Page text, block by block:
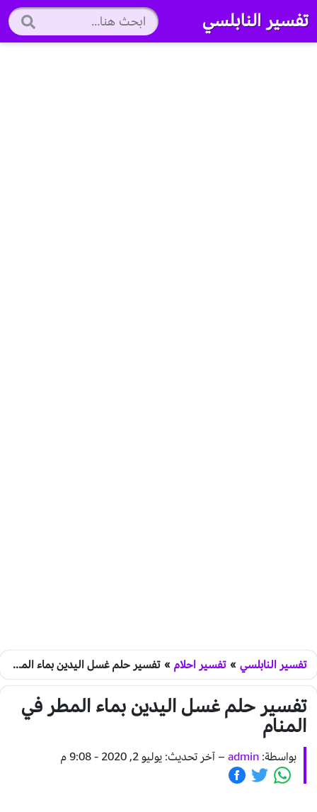
تفسير النابلسي
تفسير النابلسي » تفسير احلام » تفسير حلم غسل اليدين بماء المطر في المنام
تفسير حلم غسل اليدين بماء المطر في
المنام
بواسطة: admin
– آخر تحديث: يوليو 2, 2020 - 9:08 م